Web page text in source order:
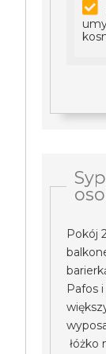
Pokój
Pafos
łóżko